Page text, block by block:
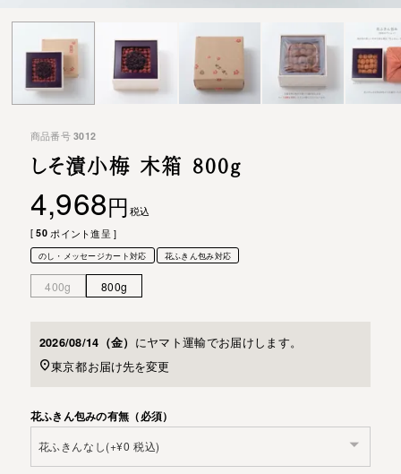
商品番号 3012
しそ漬小梅 木箱 800g
4,968
税込
[ 50 ポイント進呈 ]
のし・メッセージカート対応 花ふきん包み対応
400g 800g
2026/08/14（金） にヤマト運輸でお届けします。
東京都お届け先を変更
花ふきん包みの有無（必須）